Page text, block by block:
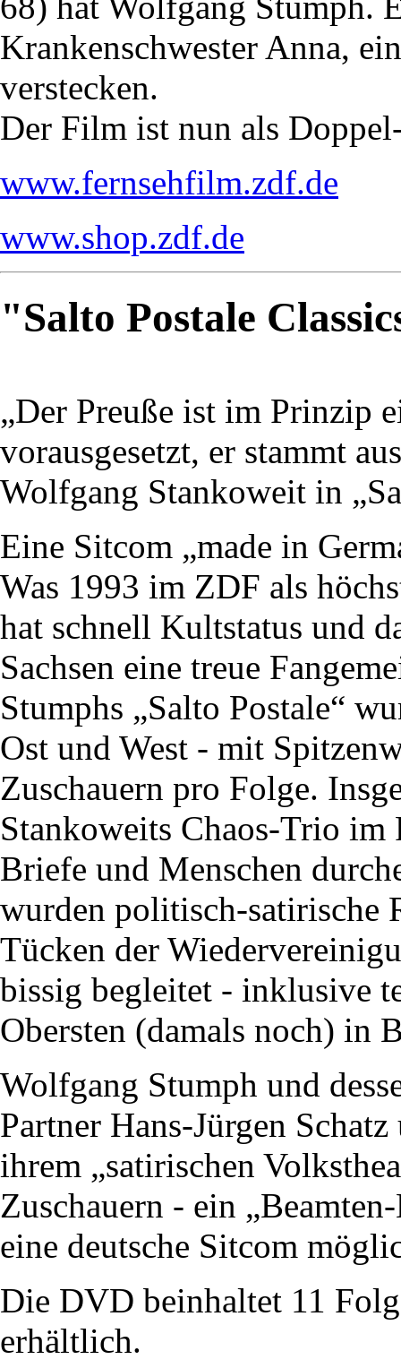
Krankenschwester Anna,
verstecken.
Der Film ist nun als
www.fernsehfilm.zdf.de
www.shop.zdf.de
"Salto Postale
„Der Preuße ist im Prinzip
vorausgesetzt, er stammt
Wolfgang Stankoweit in
Eine Sitcom „made in
Was 1993 im ZDF als
hat schnell Kultstatus und
Sachsen eine treue
Stumphs „Salto Postale“
Ost und West - mit
Zuschauern pro Folge.
Stankoweits Chaos-Trio
Briefe und Menschen
wurden politisch-satirische
Tücken der
bissig begleitet - inklusive
Obersten (damals noch) in
Wolfgang Stumph und
Partner Hans-Jürgen
ihrem „satirischen
Zuschauern - ein
eine deutsche Sitcom
Die DVD beinhaltet 11
erhältlich.